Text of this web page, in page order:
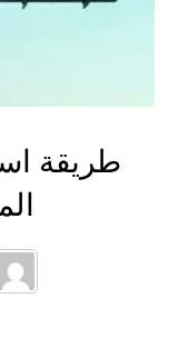
طريقة